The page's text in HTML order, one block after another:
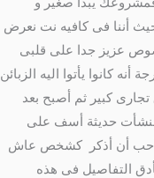
أننا فى كافيه نت نعرض
عزيز جدا على قلبى
كانوا يأتوا اليه الزبائن
كبير ثم أصبح بعد
منشأت حديثة أسف على
أحب أن أذكر كشخص عاش
التفاصيل فى هذه